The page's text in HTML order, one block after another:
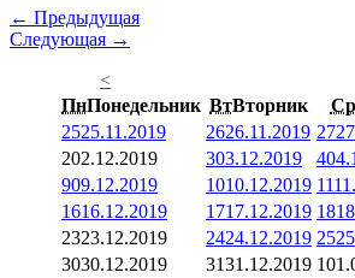
← Предыдущая
Следующая →
<
ПнПонедельник ВтВторник Ср
2525.11.2019 2626.11.2019 27
202.12.2019 303.12.2019 4
909.12.2019 1010.12.2019 11
1616.12.2019 1717.12.2019 18
2323.12.2019 2424.12.2019 25
3030.12.2019 3131.12.2019 1